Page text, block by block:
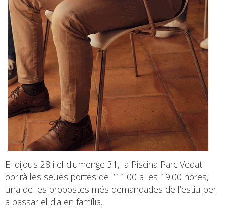
El dijous 28 i el diumenge 31, la Piscina Parc Vedat
obrirà les seues portes de l’11.00 a les 19.00 hores,
una de les propostes més demandades de l’estiu per
a passar el dia en família.